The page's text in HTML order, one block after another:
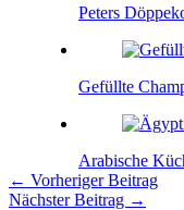
Peters
Gefüllte
Arabische
← Vorheriger Beitrag
Nächster Beitrag →